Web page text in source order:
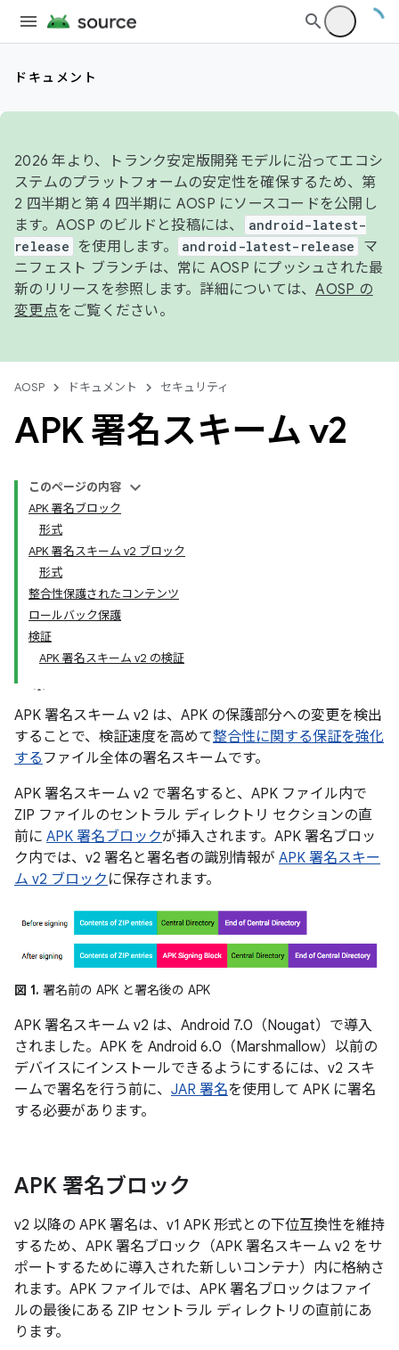
ドキュメント
2026 年より、トランク安定版開発モデルに沿ってエコシ
ステムのプラットフォームの安定性を確保するため、第
2 四半期と第 4 四半期に AOSP にソースコードを公開し
ます。AOSP のビルドと投稿には、
android-latest-
release
を使用します。 android-latest-release
マ
ニフェスト ブランチは、常に AOSP にプッシュされた最
新のリリースを参照します。詳細については、AOSP の
変更点をご覧ください。
AOSP ドキュメント セキュリティ
APK 署名スキーム v2
このページの内容
APK 署名ブロック
形式
APK 署名スキーム v2 ブロック
形式
整合性保護されたコンテンツ
ロールバック保護
検証
APK 署名スキーム v2 の検証
APK 署名スキーム v2 は、APK の保護部分への変更を検出
することで、検証速度を高めて整合性に関する保証を強化
する ファイル全体の署名スキームです。
APK 署名スキーム v2 で署名すると、APK ファイル内で
ZIP ファイルのセントラル ディレクトリ セクションの直
前に APK 署名ブロックが挿入されます。APK 署名ブロッ
ク内では、v2 署名と署名者の識別情報が APK 署名スキー
ム v2 ブロック に保存されます。
図 1. 署名前の APK と署名後の APK
APK 署名スキーム v2 は、Android 7.0（Nougat）で導入
されました。APK を Android 6.0（Marshmallow）以前の
デバイスにインストールできるようにするには、v2 スキ
ームで署名を行う前に、 JAR 署名を使用して APK に署名
する必要があります。
APK 署名ブロック
v2 以降の APK 署名は、v1 APK 形式との下位互換性を維持
するため、APK 署名ブロック（APK 署名スキーム v2 をサ
ポートするために導入された新しいコンテナ）内に格納さ
れます。APK ファイルでは、APK 署名ブロックはファイ
ルの最後にある ZIP セントラル ディレクトリの直前にあ
ります。